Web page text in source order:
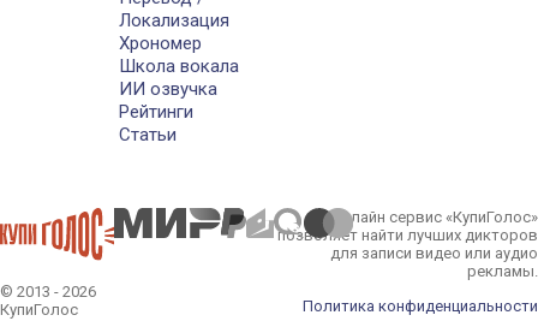
Локализация
Хрономер
Школа вокала
ИИ озвучка
Рейтинги
Статьи
© 2013 - 2026
КупиГолос
Онлайн сервис «КупиГолос»
позволяет найти лучших дикторов
для записи видео или аудио
рекламы.
Политика конфиденциальности